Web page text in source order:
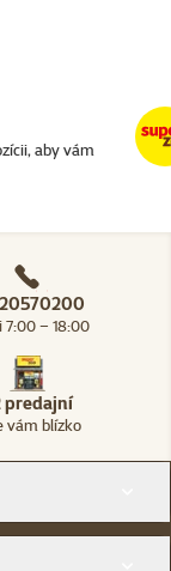
aby vám
7:00 – 18:00
predajní
vám blízko